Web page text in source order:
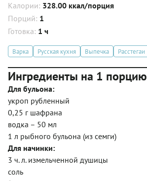
Калории: 328.00 ккал/порция
Порций: 1
Готовка: 1 ч
Варка Русская кухня Выпечка Расстегаи
Ингредиенты на 1 порцию
Для бульона:
укроп рубленный
0,25 г шафрана
водка – 50 мл
1 л рыбного бульона (из семги)
Для начинки:
3 ч. л. измельченной душицы
соль